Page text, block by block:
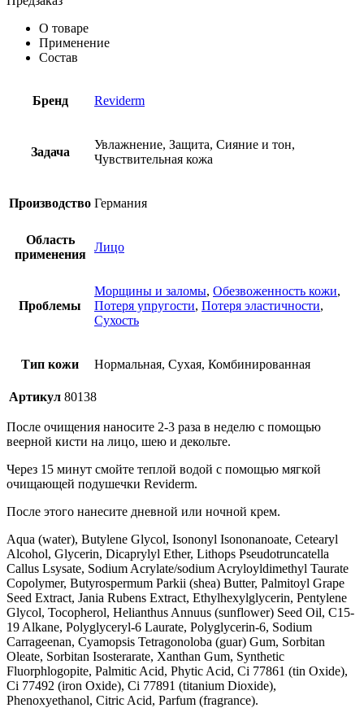
О товаре
Применение
Состав
Бренд Reviderm
Задача
Увлажнение, Защита, Сияние и тон,
Чувствительная кожа
Производство Германия
Область
применения
Лицо
Проблемы
Морщины и заломы, Обезвоженность кожи,
Потеря упругости, Потеря эластичности,
Сухость
Тип кожи Нормальная, Сухая, Комбинированная
Артикул 80138
После очищения наносите 2-3 раза в неделю с помощью
веерной кисти на лицо, шею и декольте.
Через 15 минут смойте теплой водой с помощью мягкой
очищающей подушечки Reviderm.
После этого нанесите дневной или ночной крем.
Aqua (water), Butylene Glycol, Isononyl Isononanoate, Cetearyl
Alcohol, Glycerin, Dicaprylyl Ether, Lithops Pseudotruncatella
Callus Lsysate, Sodium Acrylate/sodium Acryloyldimethyl Taurate
Copolymer, Butyrospermum Parkii (shea) Butter, Palmitoyl Grape
Seed Extract, Jania Rubens Extract, Ethylhexylglycerin, Pentylene
Glycol, Tocopherol, Helianthus Annuus (sunflower) Seed Oil, C15-
19 Alkane, Polyglyceryl-6 Laurate, Polyglycerin-6, Sodium
Carrageenan, Cyamopsis Tetragonoloba (guar) Gum, Sorbitan
Oleate, Sorbitan Isosterarate, Xanthan Gum, Synthetic
Fluorphlogopite, Palmitic Acid, Phytic Acid, Ci 77861 (tin Oxide),
Ci 77492 (iron Oxide), Ci 77891 (titanium Dioxide),
Phenoxyethanol, Citric Acid, Parfum (fragrance).